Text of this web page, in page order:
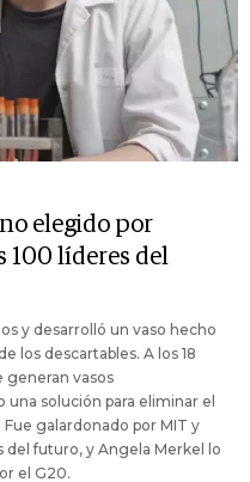
elegido por
100 líderes del
y desarrolló un vaso hecho
los descartables. A los 18
generan vasos
solución para eliminar el
galardonado por MIT y
del futuro, y Angela Merkel lo
el G20.